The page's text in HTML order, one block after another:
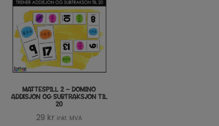
MATTESPILL 2 – DOMINO
ADDISJON OG SUBTRAKSJON TIL
20
29 kr inkl. MVA